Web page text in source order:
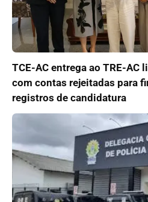
TCE-AC entrega ao TRE-AC
com contas rejeitadas para
registros de candidatura